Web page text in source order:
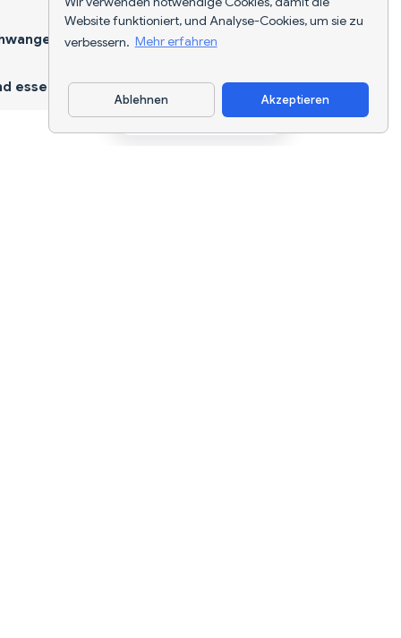
Website funktioniert, und Analyse-Cookies, um sie zu
verbessern. Mehr erfahren
Ablehnen Akzeptieren
App herunterladen
essen